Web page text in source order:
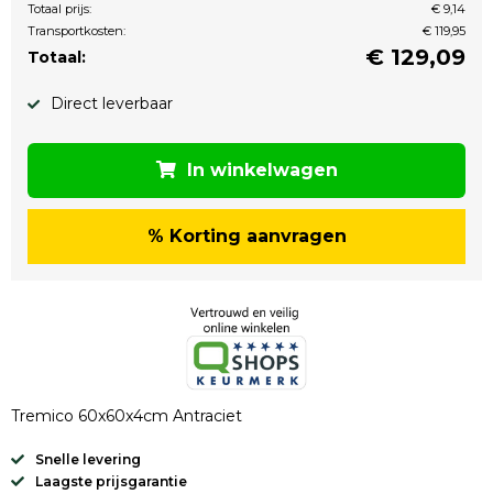
Totaal prijs:
€ 9,14
Transportkosten:
€ 119,95
Totaal: € 129,09
Direct leverbaar
In winkelwagen
% Korting aanvragen
Tremico 60x60x4cm Antraciet
Snelle levering
Laagste prijsgarantie